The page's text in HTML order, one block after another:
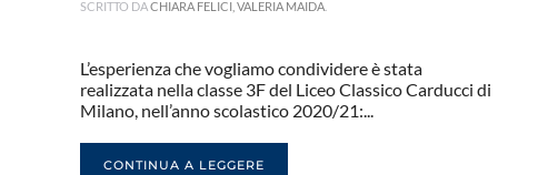
SCRITTO DACHIARA FELICI, VALERIA MAIDA
L’esperienza che vogliamo condividere è stata
realizzata nella classe 3F del Liceo Classico Carducci di
Milano, nell’anno scolastico 2020/21:...
CONTINUA A LEGGERE